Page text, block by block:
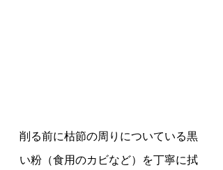
削る前に枯節の周りについている黒
い粉（食用のカビなど）を丁寧に拭